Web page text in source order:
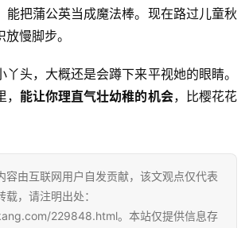
能把蒲公英当成魔法棒。现在路过儿童秋
慢脚步。
头，大概还是会蹲下来平视她的眼睛。
能让你理直气壮幼稚的机会，比樱花花
容由互联网用户自发贡献，该文观点仅代表
，请注明出处：
229848.html。本站仅提供信息存